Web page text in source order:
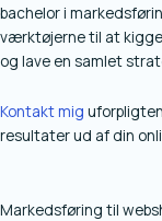
bachelor i
værktøjerne til at kigge
og lave en samlet
Kontakt mig
resultater ud af din
Markedsføring til